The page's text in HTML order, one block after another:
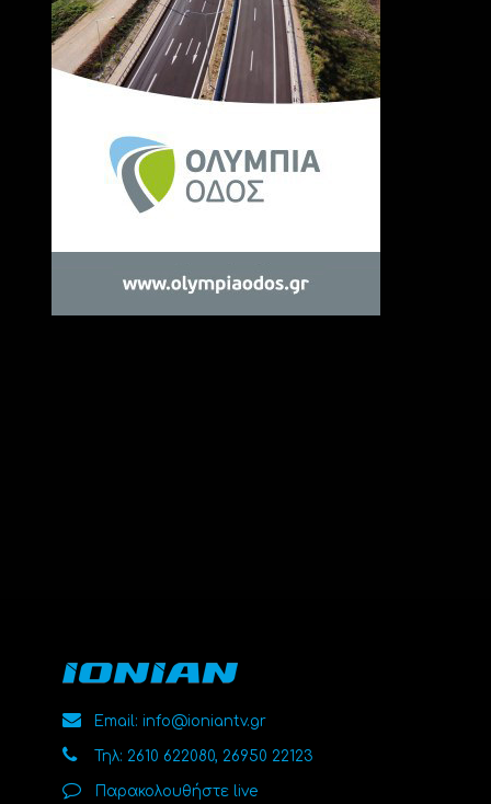
Email: info@ioniantv.gr
Τηλ: 2610 622080, 26950 22123
Παρακολουθήστε live